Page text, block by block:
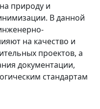
природу и
В данной
на качество и
проектов, а
документации,
стандартам